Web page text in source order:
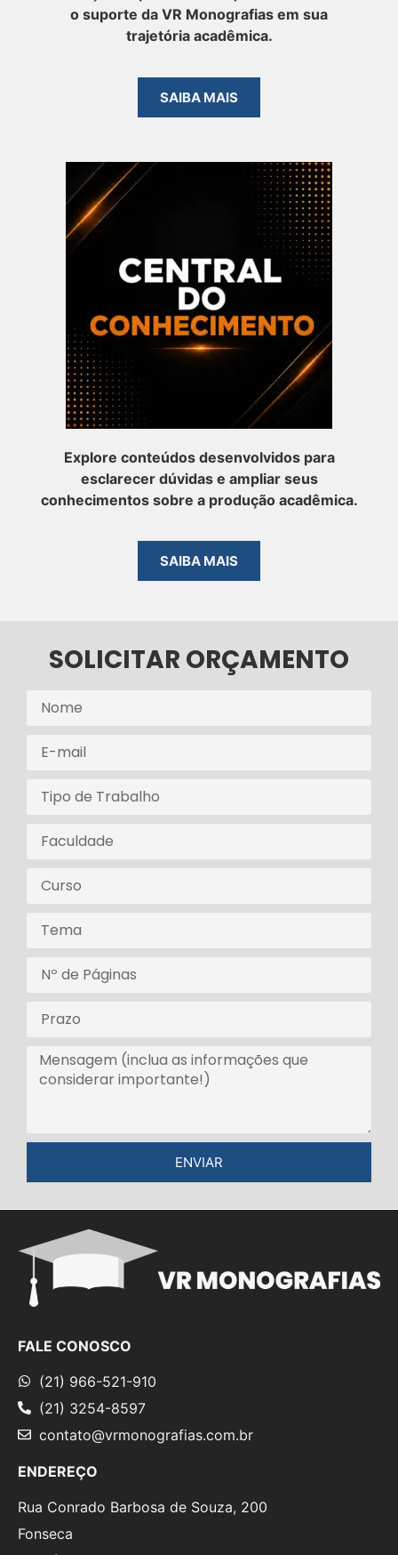
o suporte da VR Monografias em sua
trajetória acadêmica.
SAIBA MAIS
Explore conteúdos desenvolvidos para
esclarecer dúvidas e ampliar seus
conhecimentos sobre a produção acadêmica.
SAIBA MAIS
SOLICITAR ORÇAMENTO
ENVIAR
FALE CONOSCO
(21) 966-521-910
(21) 3254-8597
contato@vrmonografias.com.br
ENDEREÇO
Rua Conrado Barbosa de Souza, 200
Fonseca